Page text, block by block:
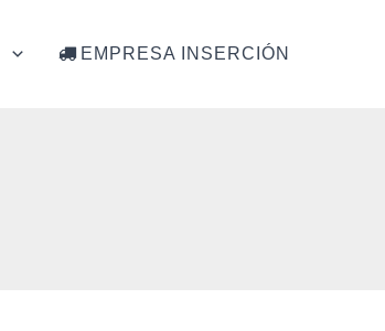
EMPRESA INSERCIÓN